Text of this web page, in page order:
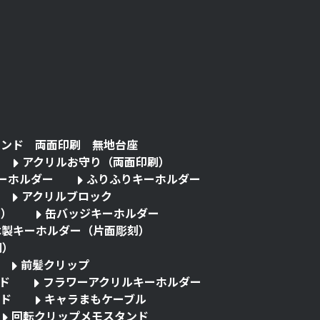
ンド 両面印刷 無地台座
アクリルお守り（両面印刷）
ホルダー
ふりふりキーホルダー
アクリルブロック
缶バッジキーホルダー
キーホルダー（片面彫刻）
前髪クリップ
フラワーアクリルキーホルダー
キャラまもケーブル
回転クリップメモスタンド